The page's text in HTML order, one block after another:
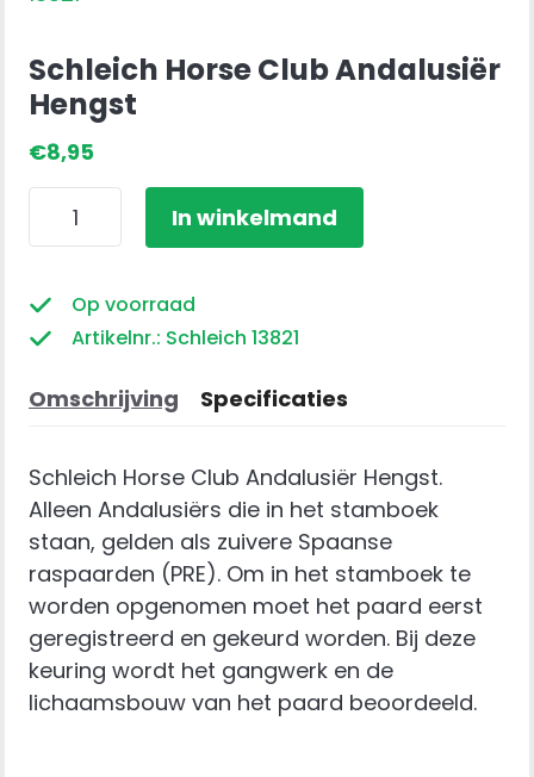
Schleich Horse Club Andalusiër
Hengst
€8,95
Schleich
Horse
Andalusiër
Hengst
In winkelmand
Op voorraad
Artikelnr.: Schleich 13821
Omschrijving Specificaties
Schleich Horse Club Andalusiër Hengst.
Alleen Andalusiërs die in het stamboek
staan, gelden als zuivere Spaanse
raspaarden (PRE). Om in het stamboek te
worden opgenomen moet het paard eerst
geregistreerd en gekeurd worden. Bij deze
keuring wordt het gangwerk en de
lichaamsbouw van het paard beoordeeld.